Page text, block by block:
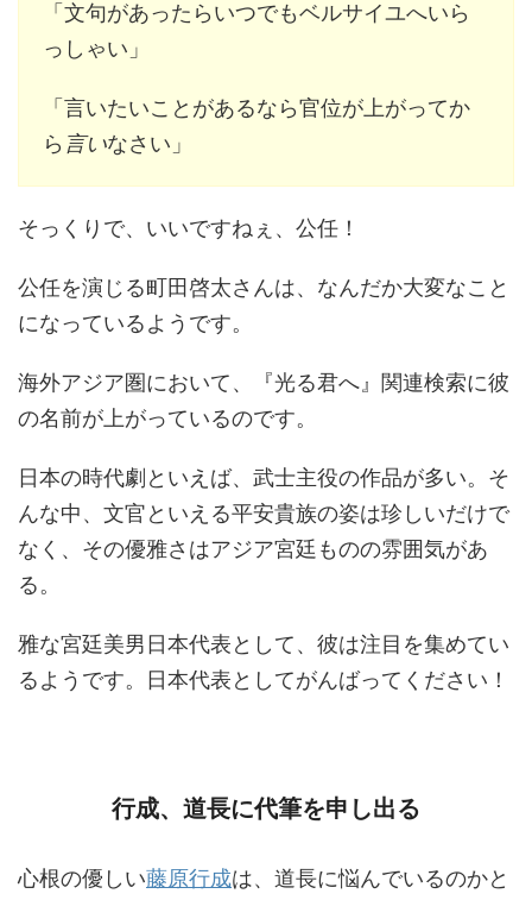
「文句があったらいつでもベルサイユへいら
っしゃい」
「言いたいことがあるなら官位が上がってか
ら 言いなさい」
そっくりで、いいですねぇ、公任！
公任を演じる町田啓太さんは、なんだか大変なこと
になっているようです。
海外アジア圏において、『光る君へ』関連検索に彼
の名前が上がっているのです。
日本の時代劇といえば、武士主役の作品が多い。そ
んな中、文官といえる平安貴族の姿は珍しいだけで
なく、その優雅さはアジア宮廷ものの雰囲気があ
る。
雅な宮廷美男日本代表として、彼は注目を集めてい
るようです。日本代表としてがんばってください！
行成、道長に代筆を申し出る
心根の優しい藤原行成は、道長に悩んでいるのかと